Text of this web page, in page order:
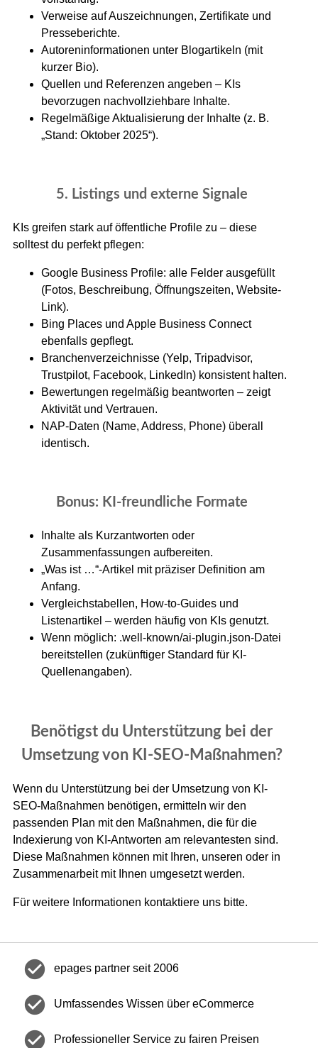
Verweise auf Auszeichnungen, Zertifikate und
Presseberichte.
Autoreninformationen unter Blogartikeln (mit
kurzer Bio).
Quellen und Referenzen angeben – KIs
bevorzugen nachvollziehbare Inhalte.
Regelmäßige Aktualisierung der Inhalte (z. B.
„Stand: Oktober 2025“).
5. Listings und externe Signale
KIs greifen stark auf öffentliche Profile zu – diese
solltest du perfekt pflegen:
Google Business Profile: alle Felder ausgefüllt
(Fotos, Beschreibung, Öffnungszeiten, Website-
Link).
Bing Places und Apple Business Connect
ebenfalls gepflegt.
Branchenverzeichnisse (Yelp, Tripadvisor,
Trustpilot, Facebook, LinkedIn) konsistent halten.
Bewertungen regelmäßig beantworten – zeigt
Aktivität und Vertrauen.
NAP-Daten (Name, Address, Phone) überall
identisch.
Bonus: KI-freundliche Formate
Inhalte als Kurzantworten oder
Zusammenfassungen aufbereiten.
„Was ist …“-Artikel mit präziser Definition am
Anfang.
Vergleichstabellen, How-to-Guides und
Listenartikel – werden häufig von KIs genutzt.
Wenn möglich: .well-known/ai-plugin.json-Datei
bereitstellen (zukünftiger Standard für KI-
Quellenangaben).
Benötigst du Unterstützung bei der
Umsetzung von KI-SEO-Maßnahmen?
Wenn du Unterstützung bei der Umsetzung von KI-
SEO-Maßnahmen benötigen, ermitteln wir den
passenden Plan mit den Maßnahmen, die für die
Indexierung von KI-Antworten am relevantesten sind.
Diese Maßnahmen können mit Ihren, unseren oder in
Zusammenarbeit mit Ihnen umgesetzt werden.
Für weitere Informationen kontaktiere uns bitte.
check_circle epages partner seit 2006
check_circle Umfassendes Wissen über eCommerce
check_circle Professioneller Service zu fairen Preisen